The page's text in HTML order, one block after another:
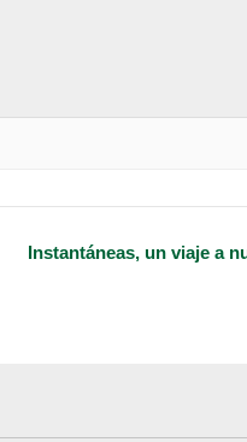
Instantáneas, un viaje a